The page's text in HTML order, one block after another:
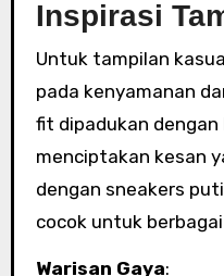
Inspirasi
Untuk tampilan
pada kenyamanan
fit dipadukan
menciptakan kesan
dengan sneakers
cocok untuk
Warisan Gaya: